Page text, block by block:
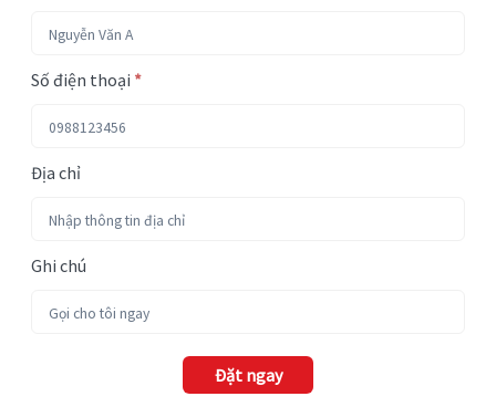
Số điện thoại *
Địa chỉ
Ghi chú
Đặt ngay